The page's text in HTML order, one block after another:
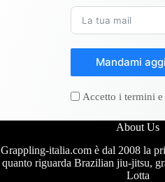
Mandami
Accetto i termini
About Us
Grappling-italia.com è dal 2008 la
quanto riguarda Brazilian jiu-jitsu,
Lotta